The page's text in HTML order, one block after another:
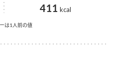
411 kcal
は1人前の値